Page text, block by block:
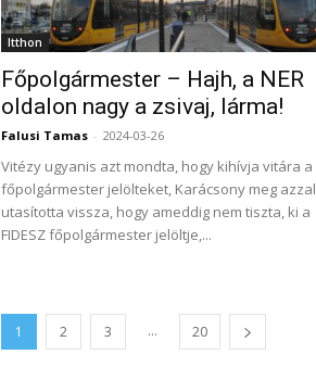
Itthon
Főpolgármester – Hajh, a NER
oldalon nagy a zsivaj, lárma!
Falusi Tamas - 2024-03-26
Vitézy ugyanis azt mondta, hogy kihívja vitára a
főpolgármester jelölteket, Karácsony meg azzal
utasította vissza, hogy ameddig nem tiszta, ki a
FIDESZ főpolgármester jelöltje,...
1 2 3 ... 20